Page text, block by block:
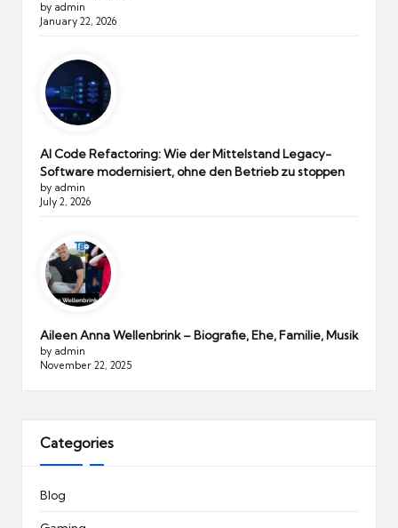
by admin
January 22, 2026
AI Code Refactoring: Wie der Mittelstand Legacy-
Software modernisiert, ohne den Betrieb zu stoppen
by admin
July 2, 2026
Aileen Anna Wellenbrink – Biografie, Ehe, Familie, Musik
by admin
November 22, 2025
Categories
Blog